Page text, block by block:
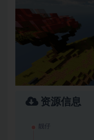
资源信息
靓仔